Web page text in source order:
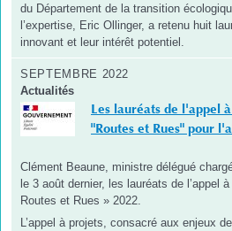
du Département de la transition
l’expertise, Eric Ollinger, a retenu huit
innovant et leur intérêt potentiel.
SEPTEMBRE 2022
Actualités
Les lauréats de l'appel
"Routes et Rues" pour
Clément Beaune, ministre délégué
le 3 août dernier, les lauréats de l’appel
Routes et Rues » 2022.
L’appel à projets, consacré aux enjeux